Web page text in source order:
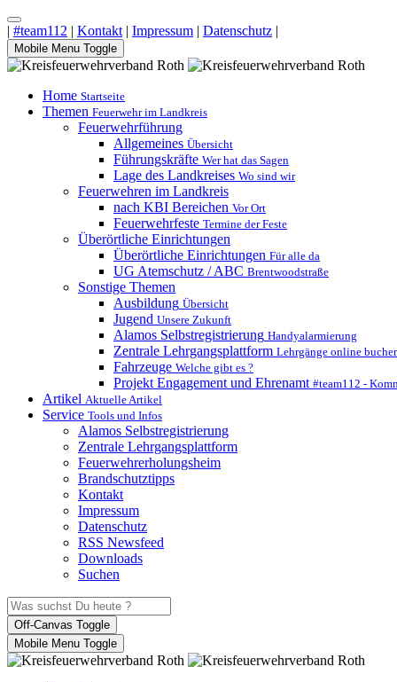
| #team112 | Kontakt | Impressum | Datenschutz |
Mobile Menu Toggle
Home Startseite
Themen Feuerwehr im Landkreis
Feuerwehrführung
Allgemeines Übersicht
Führungskräfte Wer hat das Sagen
Lage des Landkreises Wo sind wir
Feuerwehren im Landkreis
nach KBI Bereichen Vor Ort
Feuerwehrfeste Termine der Feste
Überörtliche Einrichtungen
Überörtliche Einrichtungen Für alle da
UG Atemschutz / ABC Brentwoodstraße
Sonstige Themen
Ausbildung Übersicht
Jugend Unsere Zukunft
Alamos Selbstregistrierung Handyalarmierung
Zentrale Lehrgangsplattform Lehrgänge online
Fahrzeuge Welche gibt es ?
Projekt Engagement und Ehrenamt #team112 -
Artikel Aktuelle Artikel
Service Tools und Infos
Alamos Selbstregistrierung
Zentrale Lehrgangsplattform
Feuerwehrerholungsheim
Brandschutztipps
Kontakt
Impressum
Datenschutz
RSS Newsfeed
Downloads
Suchen
Off-Canvas Toggle
Mobile Menu Toggle